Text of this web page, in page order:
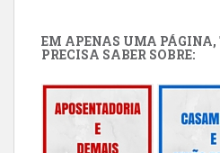
EM APENAS UMA PÁGINA,
PRECISA SABER SOBRE: